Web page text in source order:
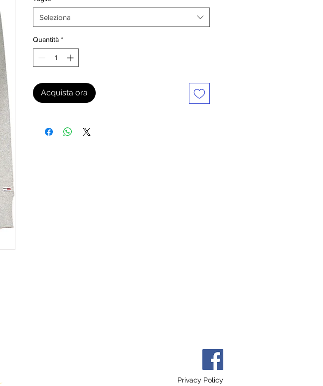
Seleziona
Quantità *
Acquista ora
Privacy Policy